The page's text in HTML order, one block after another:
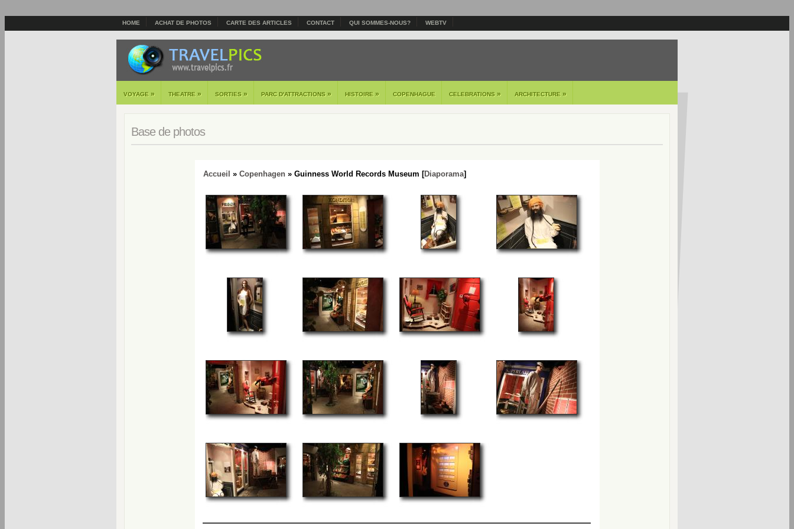
HOME ACHAT DE PHOTOS CARTE DES ARTICLES CONTACT QUI SOMMES-NOUS? WEBTV
VOYAGE » THEATRE » SORTIES » PARC D'ATTRACTIONS » HISTOIRE » COPENHAGUE CELEBRATIONS » ARCHITECTURE »
Base de photos
Accueil » Copenhagen» Guinness World Records Museum [Diaporama]